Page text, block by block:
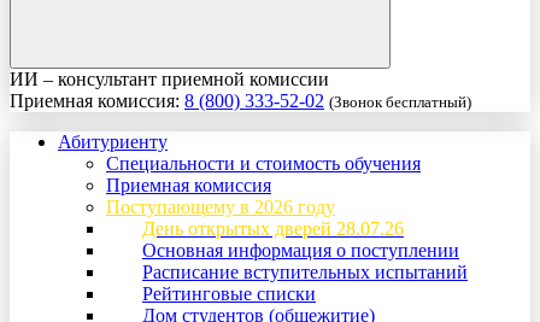
ИИ – консультант приемной комиссии
Приемная комиссия: 8 (800) 333-52-02 (Звонок бесплатный)
Абитуриенту
Специальности и стоимость обучения
Приемная комиссия
Поступающему в 2026 году
День открытых дверей 28.07.26
Основная информация о поступлении
Расписание вступительных испытаний
Рейтинговые списки
Дом студентов (общежитие)